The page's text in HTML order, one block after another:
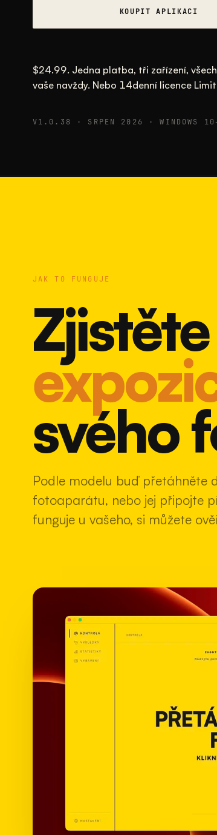
KOUPIT APLIKACI
$24.99. Jedna platba, tři zařízení,
vaše navždy. Nebo 14denní licence
V1.0.38 · SRPEN 2026 · WINDOWS
JAK TO FUNGUJE
Zjistěte
svého
Podle modelu buď přetáhněte
fotoaparátu, nebo jej připojte
funguje u vašeho, si můžete